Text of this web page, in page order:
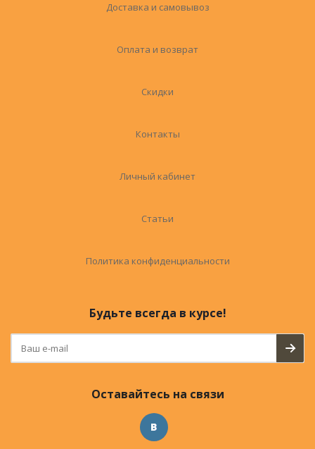
Доставка и самовывоз
Оплата и возврат
Скидки
Контакты
Личный кабинет
Статьи
Политика конфиденциальности
Будьте всегда в курсе!
Оставайтесь на связи